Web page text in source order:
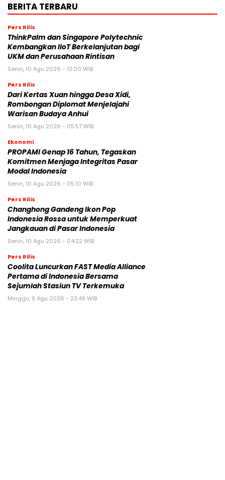
BERITA TERBARU
Pers Rilis
ThinkPalm dan Singapore Polytechnic
Kembangkan IIoT Berkelanjutan bagi
UKM dan Perusahaan Rintisan
Senin, 10 Agu 2026 - 12:00 WIB
Pers Rilis
Dari Kertas Xuan hingga Desa Xidi,
Rombongan Diplomat Menjelajahi
Warisan Budaya Anhui
Senin, 10 Agu 2026 - 05:57 WIB
Ekonomi
PROPAMI Genap 16 Tahun, Tegaskan
Komitmen Menjaga Integritas Pasar
Modal Indonesia
Senin, 10 Agu 2026 - 05:10 WIB
Pers Rilis
Changhong Gandeng Ikon Pop
Indonesia Rossa untuk Memperkuat
Jangkauan di Pasar Indonesia
Senin, 10 Agu 2026 - 04:22 WIB
Pers Rilis
Coolita Luncurkan FAST Media Alliance
Pertama di Indonesia Bersama
Sejumlah Stasiun TV Terkemuka
Minggu, 9 Agu 2026 - 23:49 WIB